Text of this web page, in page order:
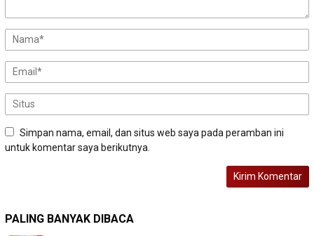
Simpan nama, email, dan situs web saya pada peramban ini
untuk komentar saya berikutnya.
PALING BANYAK DIBACA